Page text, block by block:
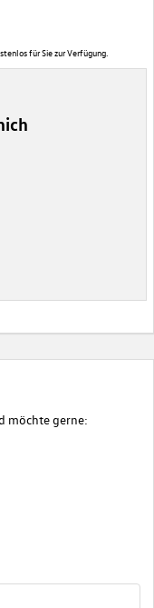
für Sie zur Verfügung.
möchte gerne: